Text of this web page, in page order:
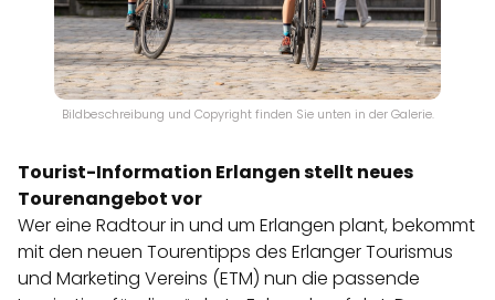
Bildbeschreibung und Copyright finden Sie unten in der Galerie.
Tourist-Information Erlangen stellt neues
Tourenangebot vor
Wer eine Radtour in und um Erlangen plant, bekommt
mit den neuen Tourentipps des Erlanger Tourismus
und Marketing Vereins (ETM) nun die passende